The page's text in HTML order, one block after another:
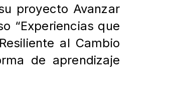
proyecto Avanzar
“Experiencias que
al Cambio
de aprendizaje